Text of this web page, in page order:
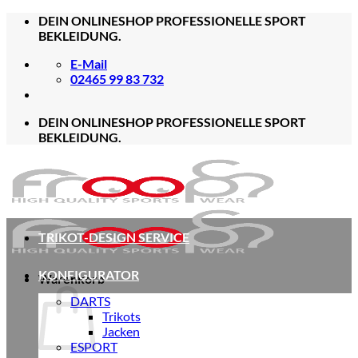
Zum
DEIN ONLINESHOP PROFESSIONELLE SPORT
BEKLEIDUNG.
E-Mail
02465 99 83 732
DEIN ONLINESHOP PROFESSIONELLE SPORT
BEKLEIDUNG.
Warenkorb
TRIKOT-DESIGN SERVICE
KONFIGURATOR
DARTS
Trikots
Jacken
ESPORT